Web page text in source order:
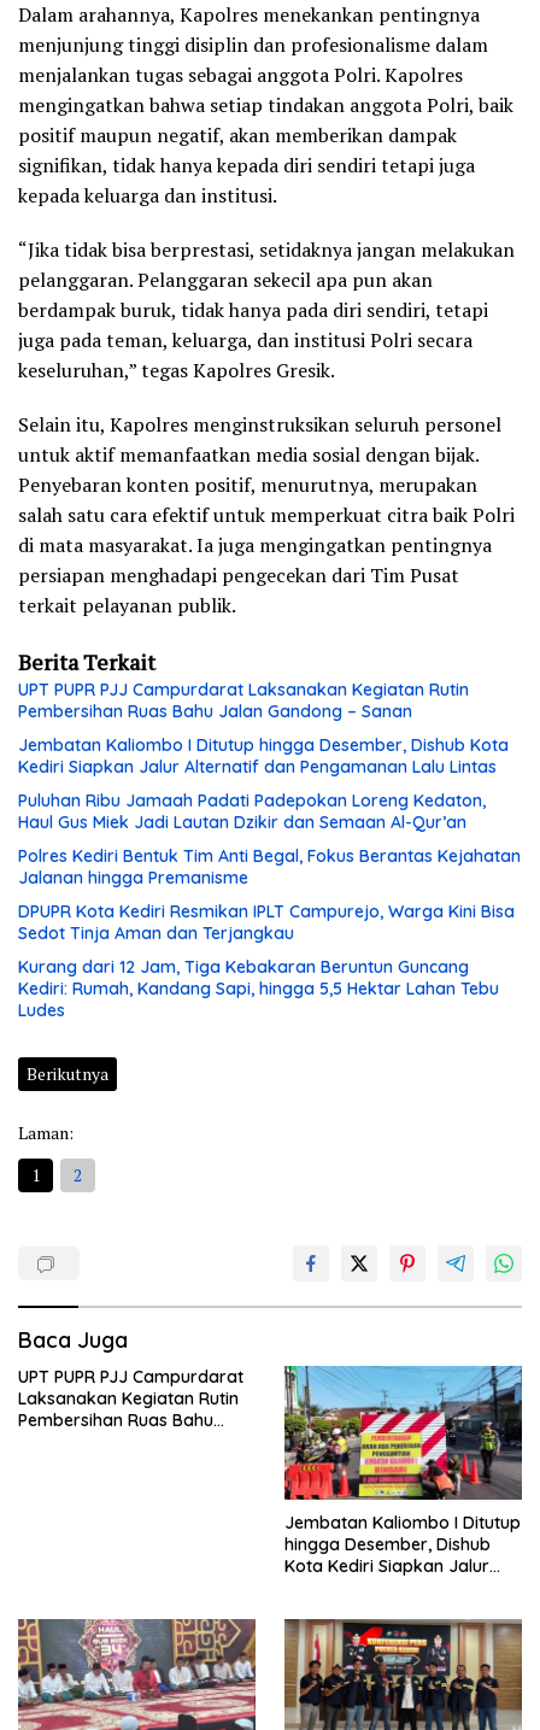
Dalam arahannya, Kapolres menekankan pentingnya
menjunjung tinggi disiplin dan profesionalisme dalam
menjalankan tugas sebagai anggota Polri. Kapolres
mengingatkan bahwa setiap tindakan anggota Polri, baik
positif maupun negatif, akan memberikan dampak
signifikan, tidak hanya kepada diri sendiri tetapi juga
kepada keluarga dan institusi.
“Jika tidak bisa berprestasi, setidaknya jangan melakukan
pelanggaran. Pelanggaran sekecil apa pun akan
berdampak buruk, tidak hanya pada diri sendiri, tetapi
juga pada teman, keluarga, dan institusi Polri secara
keseluruhan,” tegas Kapolres Gresik.
Selain itu, Kapolres menginstruksikan seluruh personel
untuk aktif memanfaatkan media sosial dengan bijak.
Penyebaran konten positif, menurutnya, merupakan
salah satu cara efektif untuk memperkuat citra baik Polri
di mata masyarakat. Ia juga mengingatkan pentingnya
persiapan menghadapi pengecekan dari Tim Pusat
terkait pelayanan publik.
Berita Terkait
UPT PUPR PJJ Campurdarat Laksanakan Kegiatan Rutin
Pembersihan Ruas Bahu Jalan Gandong – Sanan
Jembatan Kaliombo I Ditutup hingga Desember, Dishub Kota
Kediri Siapkan Jalur Alternatif dan Pengamanan Lalu Lintas
Puluhan Ribu Jamaah Padati Padepokan Loreng Kedaton,
Haul Gus Miek Jadi Lautan Dzikir dan Semaan Al-Qur’an
Polres Kediri Bentuk Tim Anti Begal, Fokus Berantas Kejahatan
Jalanan hingga Premanisme
DPUPR Kota Kediri Resmikan IPLT Campurejo, Warga Kini Bisa
Sedot Tinja Aman dan Terjangkau
Kurang dari 12 Jam, Tiga Kebakaran Beruntun Guncang
Kediri: Rumah, Kandang Sapi, hingga 5,5 Hektar Lahan Tebu
Ludes
Berikutnya
Laman:
1
2
Baca Juga
UPT PUPR PJJ Campurdarat
Laksanakan Kegiatan Rutin
Pembersihan Ruas Bahu
Jembatan Kaliombo I Ditutup
hingga Desember, Dishub
Kota Kediri Siapkan Jalur